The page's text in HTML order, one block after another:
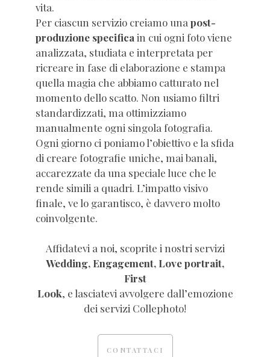
vita.
Per ciascun servizio creiamo una post-
produzione specifica in cui ogni foto viene
analizzata, studiata e interpretata per
ricreare in fase di elaborazione e stampa
quella magia che abbiamo catturato nel
momento dello scatto. Non usiamo filtri
standardizzati, ma ottimizziamo
manualmente ogni singola fotografia.
Ogni giorno ci poniamo l’obiettivo e la sfida
di creare fotografie uniche, mai banali,
accarezzate da una speciale luce che le
rende simili a quadri. L’impatto visivo
finale, ve lo garantisco, è davvero molto
coinvolgente.
Affidatevi a noi, scoprite i nostri servizi
Wedding, Engagement, Love portrait,
First
Look, e lasciatevi avvolgere dall’emozione
dei servizi Collephoto!
CONTATTACI